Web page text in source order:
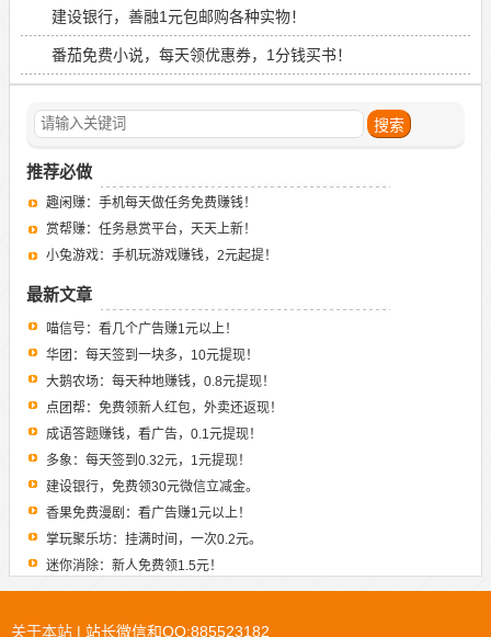
建设银行，善融1元包邮购各种实物！
番茄免费小说，每天领优惠券，1分钱买书！
推荐必做
趣闲赚：手机每天做任务免费赚钱！
赏帮赚：任务悬赏平台，天天上新！
小兔游戏：手机玩游戏赚钱，2元起提！
最新文章
喵信号：看几个广告赚1元以上！
华团：每天签到一块多，10元提现！
大鹅农场：每天种地赚钱，0.8元提现！
点团帮：免费领新人红包，外卖还返现！
成语答题赚钱，看广告，0.1元提现！
多象：每天签到0.32元，1元提现！
建设银行，免费领30元微信立减金。
香果免费漫剧：看广告赚1元以上！
掌玩聚乐坊：挂满时间，一次0.2元。
迷你消除：新人免费领1.5元！
关于本站 | 站长微信和QQ:885523182